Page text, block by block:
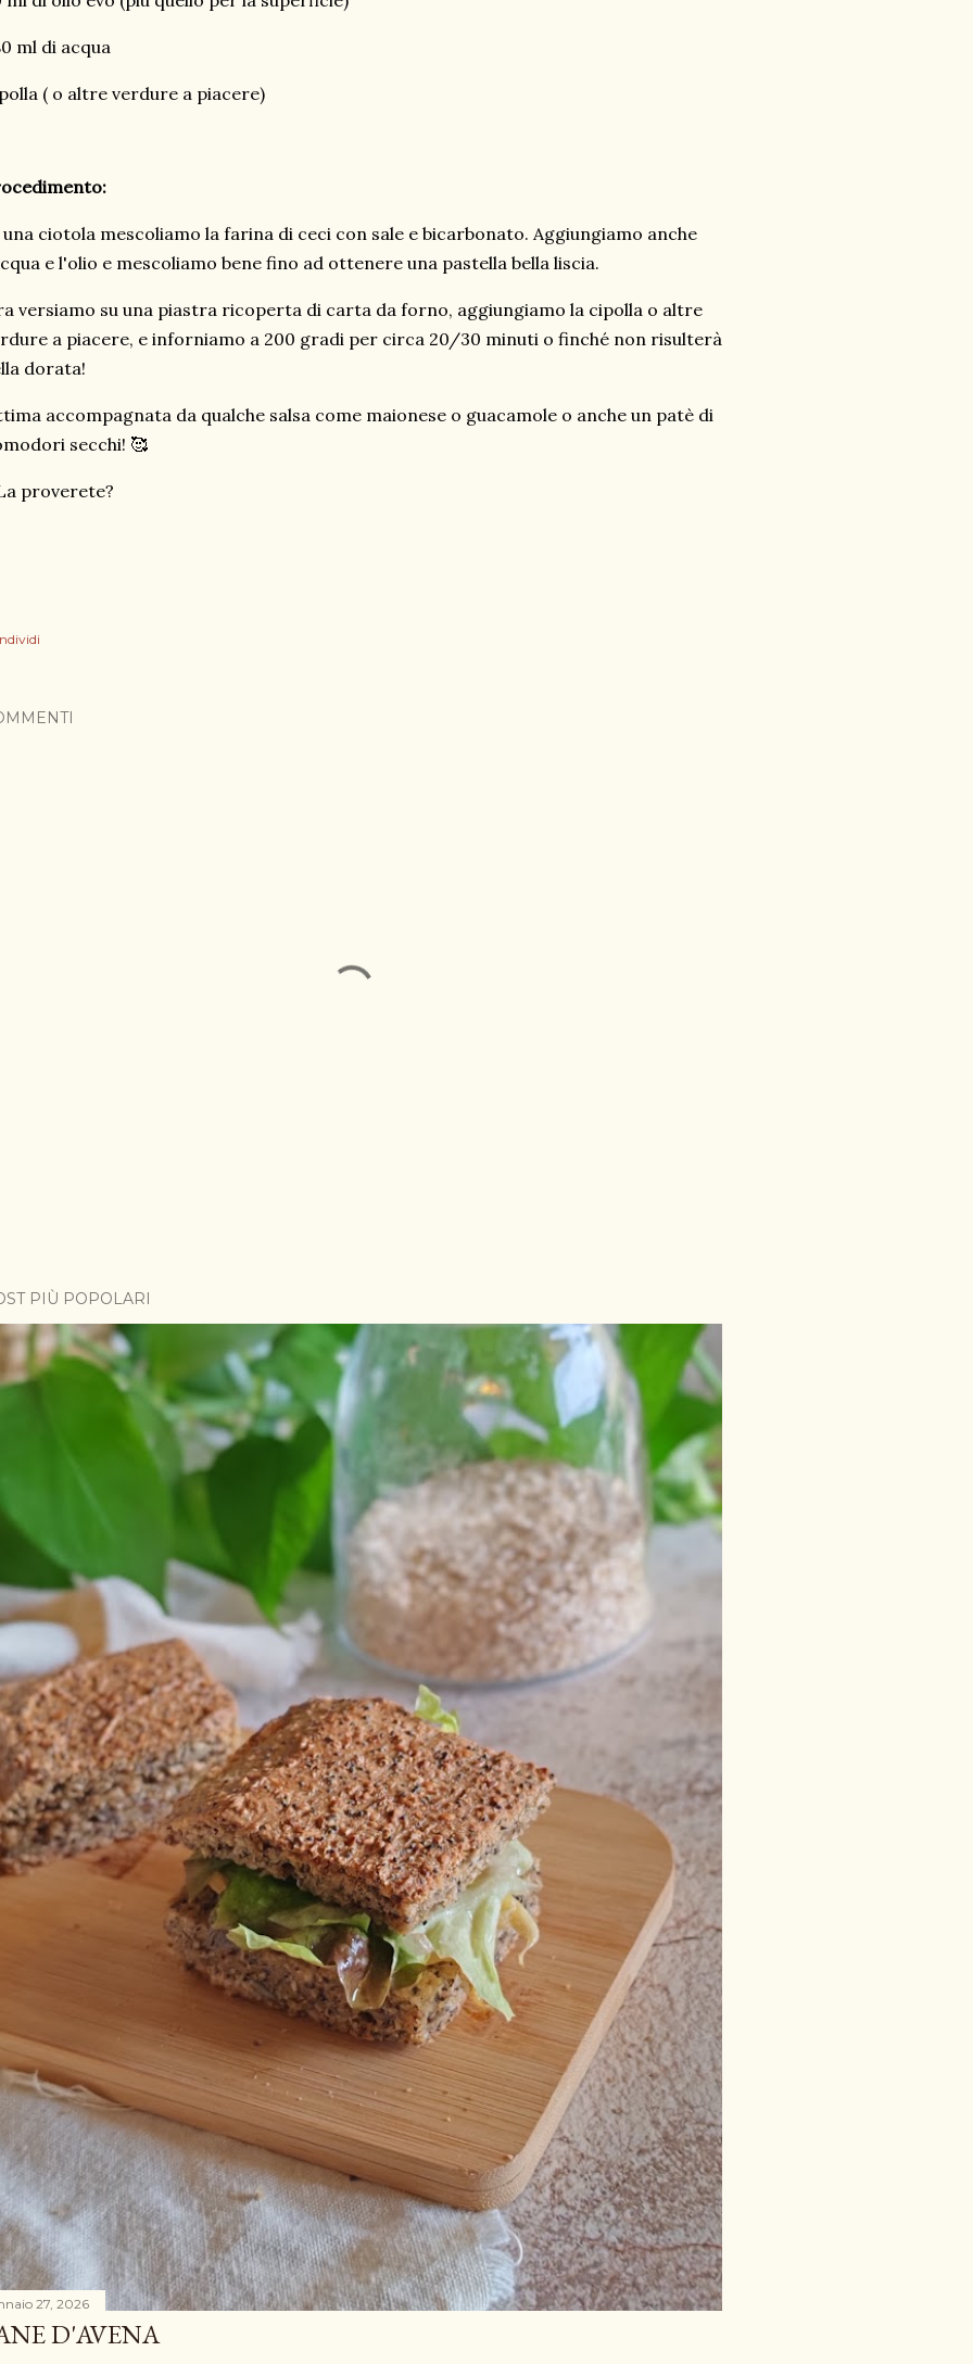
ml di acqua
( o altre verdure a piacere)
ciotola mescoliamo la farina di ceci con sale e bicarbonato. Aggiungiamo anche
e l'olio e mescoliamo bene fino ad ottenere una pastella bella liscia.
versiamo su una piastra ricoperta di carta da forno, aggiungiamo la cipolla o altre
a piacere, e inforniamo a 200 gradi per circa 20/30 minuti o finché non risulterà
dorata!
accompagnata da qualche salsa come maionese o guacamole o anche un patè di
secchi! 🥰
proverete?
PIÙ POPOLARI
27, 2026
D'AVENA